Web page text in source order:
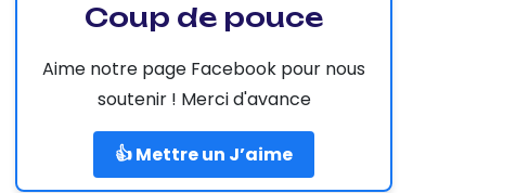
Coup de pouce
Aime notre page Facebook pour nous
soutenir ! Merci d'avance
👍 Mettre un J’aime